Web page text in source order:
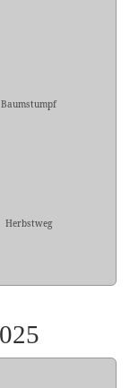
Baumstumpf
Herbstweg